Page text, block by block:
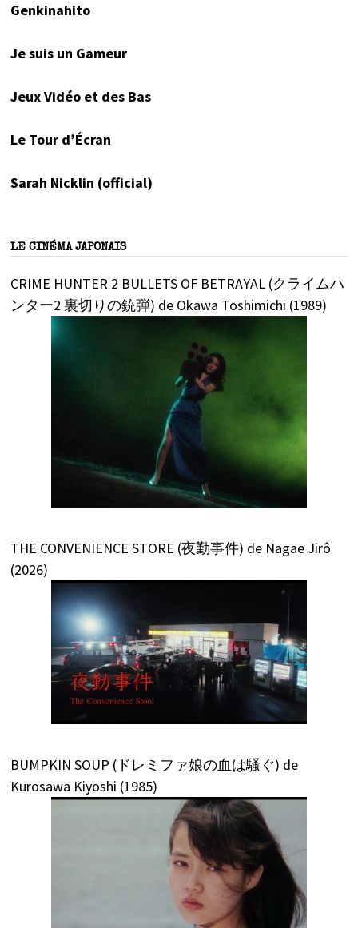
Genkinahito
Je suis un Gameur
Jeux Vidéo et des Bas
Le Tour d’Écran
Sarah Nicklin (official)
LE CINÉMA JAPONAIS
CRIME HUNTER 2 BULLETS OF BETRAYAL (クライムハ
ンター2 裏切りの銃弾) de Okawa Toshimichi (1989)
THE CONVENIENCE STORE (夜勤事件) de Nagae Jirô
(2026)
BUMPKIN SOUP (ドレミファ娘の血は騒ぐ) de
Kurosawa Kiyoshi (1985)